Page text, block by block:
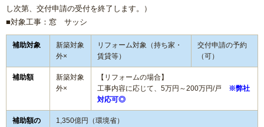
NEWS & TOPICS
リフォームコラム
施工事例
し次第、交付申請の受付を終了します。）
■対象工事：窓 サッシ
補助対象
新築対象
外×
リフォーム対象（持ち家・
賃貸等）
交付申請の予約
（可）
補助額
新築対象
外×
【リフォームの場合】
工事内容に応じて、 5万円～200万円/戸 ※弊社
対応可◎
補助額の
1,350億円（環境省）